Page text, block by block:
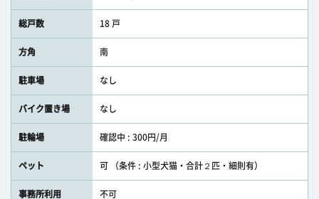
総戸数 18 戸
方角 南
駐車場 なし
バイク置き場 なし
駐輪場 確認中 : 300円/月
ペット 可 （条件 : 小型犬猫・合計２匹・細則有）
事務所利用 不可